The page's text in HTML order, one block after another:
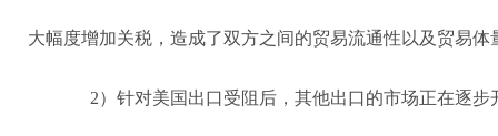
大幅度增加关税，造成了双方之间的贸易流通性以及贸易体
2）针对美国出口受阻后，其他出口的市场正在逐